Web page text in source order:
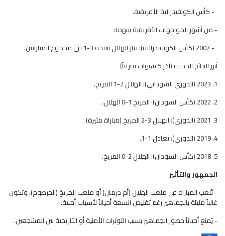
- كأس الكونفيدرالية الأفريقية.
- من أشهر المواجهات الأفريقية بينهما:
- 2007 (كأس الكونفيدرالية): فاز الهلال بنتيجة 3-1 في مجموع المباراتين.
أبرز النتائج الحديثة (آخر 5 سنوات تقريباً)
1. 2023 (الدوري السوداني): الهلال 2-1 المريخ.
2. 2022 (كأس السودان): المريخ 1-0 الهلال.
3. 2021 (الدوري): الهلال 3-2 المريخ (مباراة مثيرة).
4. 2019 (الدوري): تعادل 1-1.
5. 2018 (كأس السودان): الهلال 2-0 المريخ.
الجمهور والتأثير
- تُلعب المباراة في ملعب الهلال (أم درمان) أو ملعب المريخ (الخرطوم)، وتكون
غالباً مليئة بالجماهير رغم تقليص السعة أحياناً لأسباب أمنية.
- يُمنع أحياناً حضور الجماهير بسبب التوترات الأمنية أو التاريخية بين المشجعين.